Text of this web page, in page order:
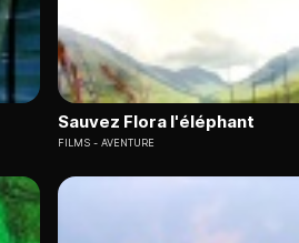
Sauvez Flora l'éléphant
FILMS AVENTURE